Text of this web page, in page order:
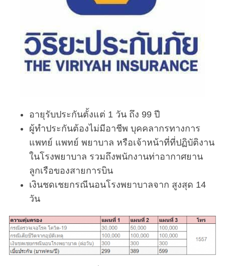
อายุรับประกันตั้งแต่ 1 วัน ถึง 99 ปี
ผู้ทำประกันต้องไม่มีอาชีพ บุคคลากรทางการ
แพทย์ แพทย์ พยาบาล หรือเจ้าหน้าที่ที่ปฏิบัติงาน
ในโรงพยาบาล รวมถึงพนักงานท่าอากาศยาน
ลูกเรือของสายการบิน
เงินชดเชยกรณีนอนโรงพยาบาลจาก สูงสุด 14
วัน